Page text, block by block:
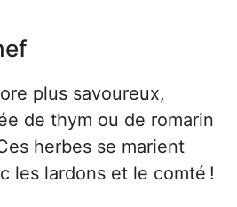
plus savoureux,
de thym ou de romarin
herbes se marient
les lardons et le comté !